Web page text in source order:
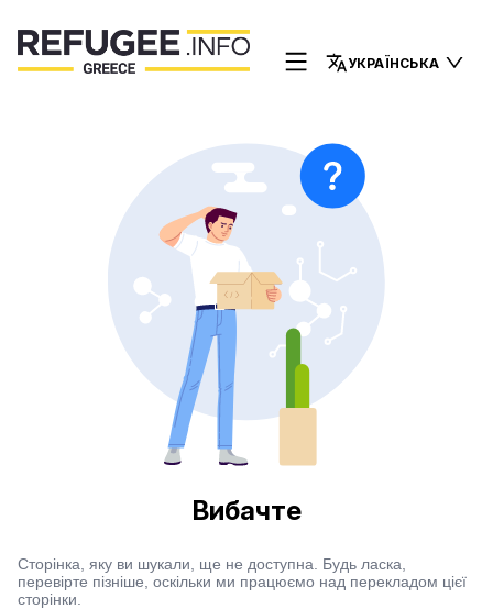
УКРАЇНСЬКА
Вибачте
Сторінка, яку ви шукали, ще не доступна. Будь ласка,
перевірте пізніше, оскільки ми працюємо над перекладом цієї
сторінки.